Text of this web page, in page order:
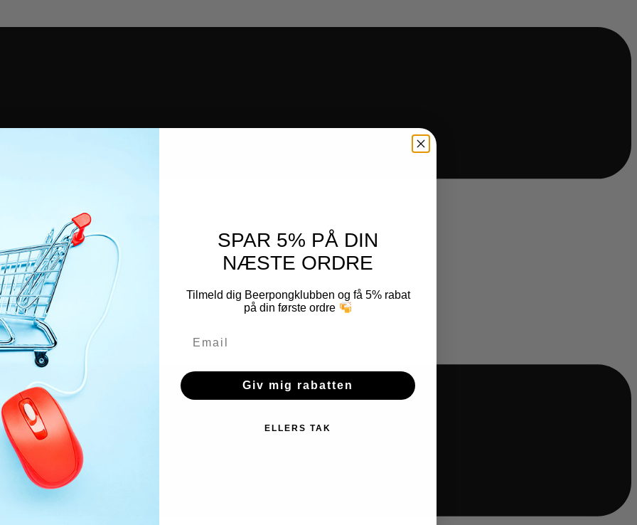
SPAR 5% PÅ DIN
NÆSTE ORDRE
Tilmeld dig Beerpongklubben og få 5% rabat
på din første ordre
Giv mig rabatten
ELLERS TAK